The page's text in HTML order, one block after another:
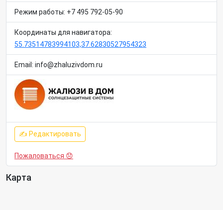
Режим работы: +7 495 792-05-90
Координаты для навигатора:
55.73514783994103,37.62830527954323
Email: info@zhaluzivdom.ru
✍ Редактировать
Пожаловаться 😞
Карта